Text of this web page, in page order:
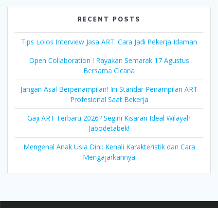
RECENT POSTS
Tips Lolos Interview Jasa ART: Cara Jadi Pekerja Idaman
Open Collaboration ! Rayakan Semarak 17 Agustus
Bersama Cicana
Jangan Asal Berpenampilan! Ini Standar Penampilan ART
Profesional Saat Bekerja
Gaji ART Terbaru 2026? Segini Kisaran Ideal Wilayah
Jabodetabek!
Mengenal Anak Usia Dini: Kenali Karakteristik dan Cara
Mengajarkannya